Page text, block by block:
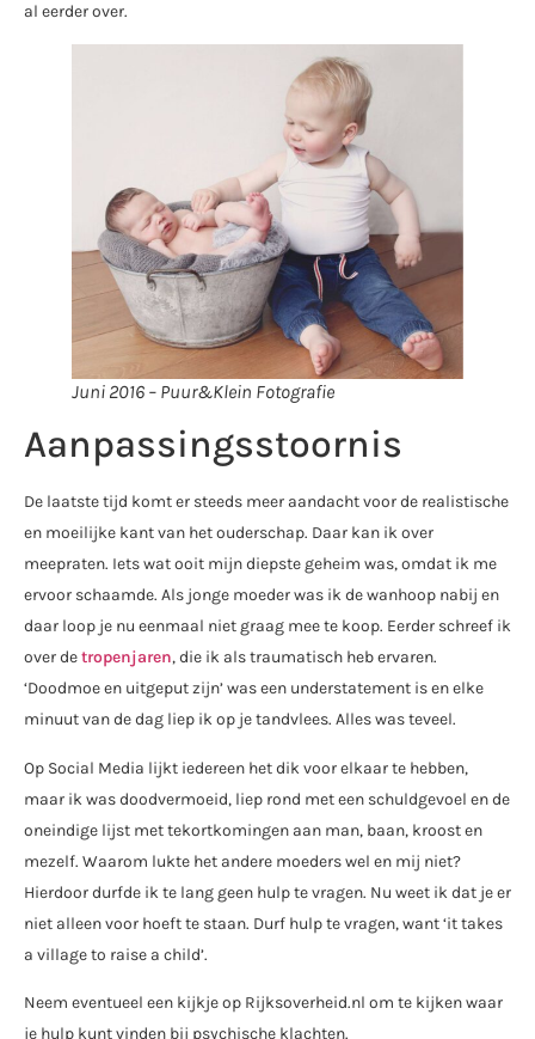
al eerder over.
Juni 2016 – Puur&Klein Fotografie
Aanpassingsstoornis
De laatste tijd komt er steeds meer aandacht voor de realistische
en moeilijke kant van het ouderschap. Daar kan ik over
meepraten. Iets wat ooit mijn diepste geheim was, omdat ik me
ervoor schaamde. Als jonge moeder was ik de wanhoop nabij en
daar loop je nu eenmaal niet graag mee te koop. Eerder schreef ik
over detropenjaren, die ik als traumatisch heb ervaren.
‘Doodmoe en uitgeput zijn’ was een understatement is en elke
minuut van de dag liep ik op je tandvlees. Alles was teveel.
Op Social Media lijkt iedereen het dik voor elkaar te hebben,
maar ik was doodvermoeid, liep rond met een schuldgevoel en de
oneindige lijst met tekortkomingen aan man, baan, kroost en
mezelf. Waarom lukte het andere moeders wel en mij niet?
Hierdoor durfde ik te lang geen hulp te vragen. Nu weet ik dat je er
niet alleen voor hoeft te staan. Durf hulp te vragen, want ‘it takes
a village to raise a child’.
Neem eventueel een kijkje op Rijksoverheid.nl om te kijken waar
je hulp kunt vinden bij psychische klachten.